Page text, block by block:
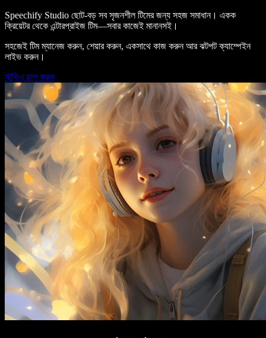
Speechify Studio ছোট-বড় সব সৃজনশীল টিমের জন্য সহজ সমাধান। একক
ক্রিয়েটর থেকে এন্টারপ্রাইজ টিম—সবার কাজেই মানানসই।
সহজেই টিম ম্যানেজ করুন, শেয়ার করুন, একসাথে কাজ করুন আর ঝটপট ক্যাম্পেইন
লাইভ করুন।
স্টুডিও চালু করুন